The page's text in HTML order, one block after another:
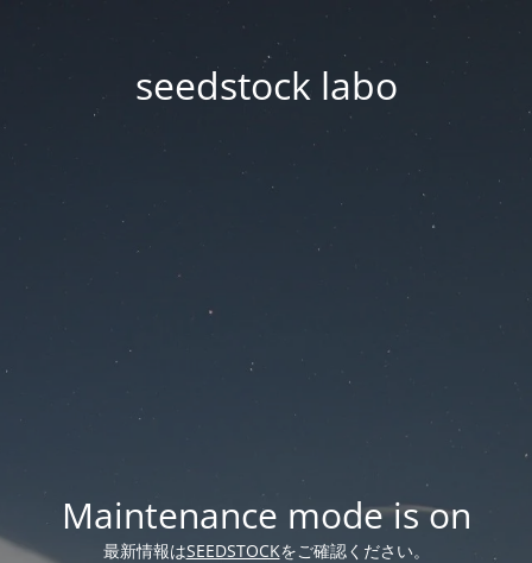
seedstock labo
Maintenance mode is on
最新情報はSEEDSTOCKをご確認ください。